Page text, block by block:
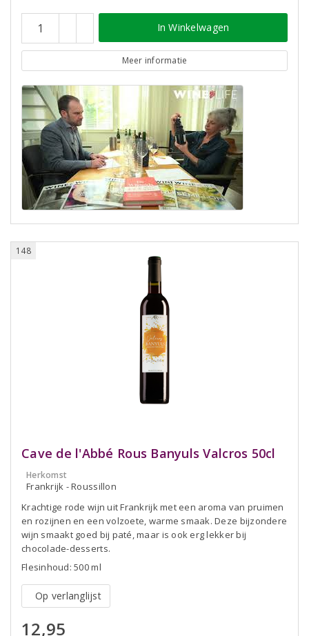
In Winkelwagen
Meer informatie
148
Cave de l'Abbé Rous Banyuls Valcros 50cl
Herkomst
Frankrijk - Roussillon
Krachtige rode wijn uit Frankrijk met een aroma van pruimen
en rozijnen en een volzoete, warme smaak. Deze bijzondere
wijn smaakt goed bij paté, maar is ook erg lekker bij
chocolade-desserts.
Flesinhoud: 500 ml
Op verlanglijst
12,95